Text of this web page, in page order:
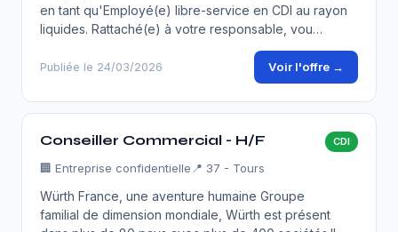
en tant qu'Employé(e) libre-service en CDI au rayon
liquides. Rattaché(e) à votre responsable, vou…
Publiée le 24/03/2026 Voir l'offre →
Conseiller Commercial - H/F CDI
🏢 Entreprise confidentielle 📍 37 - Tours
Würth France, une aventure humaine Groupe
familial de dimension mondiale, Würth est présent